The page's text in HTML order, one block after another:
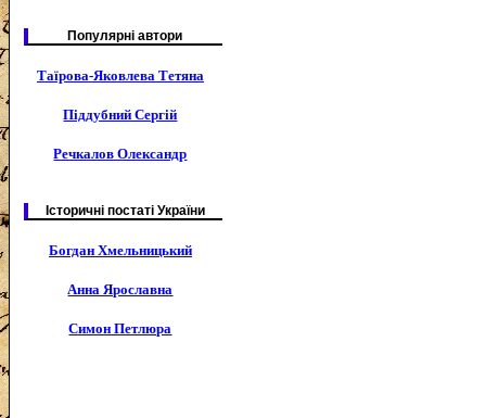
Популярні автори
Таїрова-Яковлева Тетяна
Піддубний Сергій
Речкалов Олександр
Історичні постаті України
Богдан Хмельницький
Анна Ярославна
Симон Петлюра